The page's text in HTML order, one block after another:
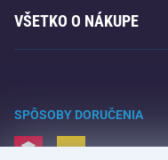
Kontakty
Fitness a posilovanie
Raketové športy
Voľný čas a zábava
Kempovanie a turistika
VŠETKO O NÁKUPE
Doprava a platba
SPÔSOBY DORUČENIA